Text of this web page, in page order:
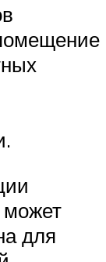
может
для